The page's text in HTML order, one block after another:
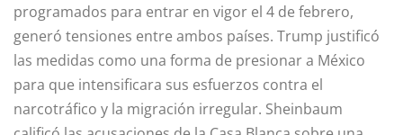
programados para entrar en vigor el 4 de febrero,
generó tensiones entre ambos países. Trump justificó
las medidas como una forma de presionar a México
para que intensificara sus esfuerzos contra el
narcotráfico y la migración irregular. Sheinbaum